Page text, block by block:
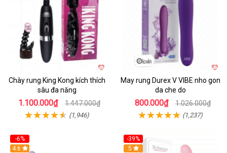
Chày rung King Kong kích thích
sâu đa năng
1.100.000₫ 1.447.000₫
(1,946)
May rung Durex V VIBE nho gon
da che do
800.000₫ 1.026.000₫
(1,237)
-6%
4.6
-39%
Hot
5